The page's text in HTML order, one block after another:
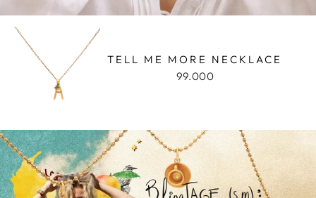
TELL ME MORE NECKLACE
99.000